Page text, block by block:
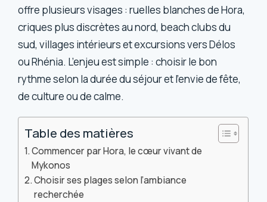
offre plusieurs visages : ruelles blanches de Hora,
criques plus discrètes au nord, beach clubs du
sud, villages intérieurs et excursions vers Délos
ou Rhénia. L’enjeu est simple : choisir le bon
rythme selon la durée du séjour et l’envie de fête,
de culture ou de calme.
Table des matières
Commencer par Hora, le cœur vivant de
Mykonos
Choisir ses plages selon l’ambiance
recherchée